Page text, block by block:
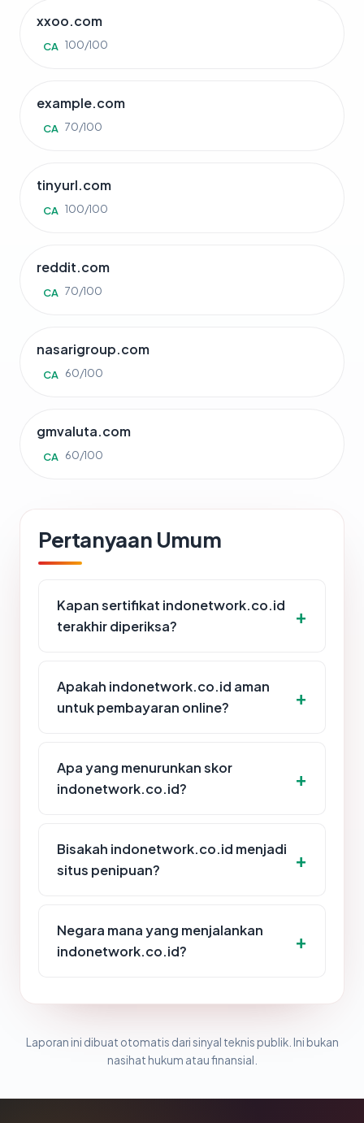
xxoo.com
CA 100/100
example.com
CA 70/100
tinyurl.com
CA 100/100
reddit.com
CA 70/100
nasarigroup.com
CA 60/100
gmvaluta.com
CA 60/100
Pertanyaan Umum
Kapan sertifikat indonetwork.co.id
terakhir diperiksa?
Apakah indonetwork.co.id aman
untuk pembayaran online?
Apa yang menurunkan skor
indonetwork.co.id?
Bisakah indonetwork.co.id menjadi
situs penipuan?
Negara mana yang menjalankan
indonetwork.co.id?
Laporan ini dibuat otomatis dari sinyal teknis publik. Ini bukan
nasihat hukum atau finansial.